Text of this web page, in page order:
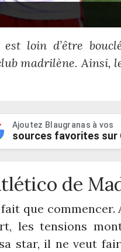
loin d’être
madrilène. Ainsi,
Ajoutez Blaugranas à vos
sources favorites sur
de
que
les tensions
star, il ne veut